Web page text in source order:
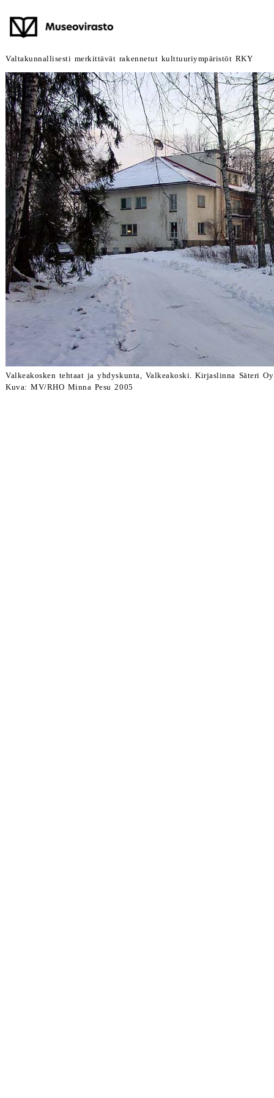
Valtakunnallisesti merkittävät rakennetut kulttuuriympäristöt RKY
Valkeakosken tehtaat ja yhdyskunta, Valkeakoski. Kirjaslinna Säteri
Kuva: MV/RHO Minna Pesu 2005